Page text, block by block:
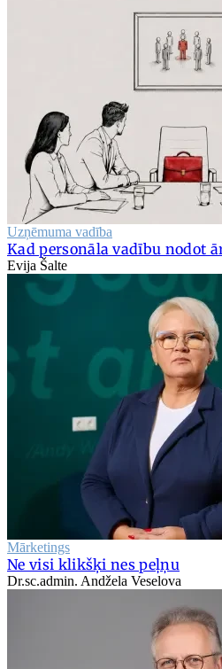
Uzņēmuma vadība
Kad personāla vadību nodot
Evija Šalte
Mārketings
Ne visi klikšķi nes peļņu
Dr.sc.admin. Andžela Veselova